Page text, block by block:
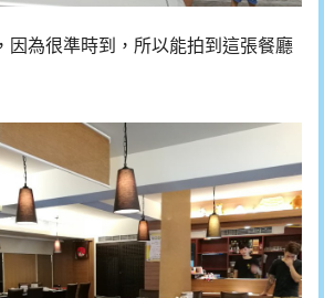
因為很準時到，所以能拍到這張餐廳